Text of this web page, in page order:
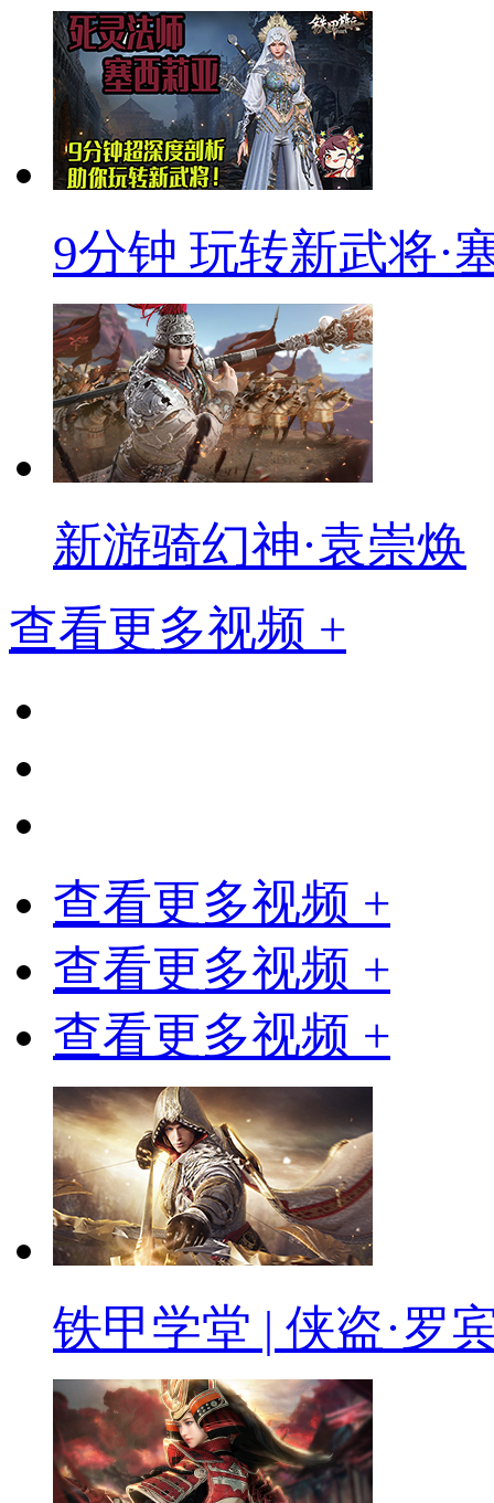
9分钟 玩转新武将·
新游骑幻神·袁崇焕
查看更多视频 +
查看更多视频 +
查看更多视频 +
查看更多视频 +
铁甲学堂 | 侠盗·罗